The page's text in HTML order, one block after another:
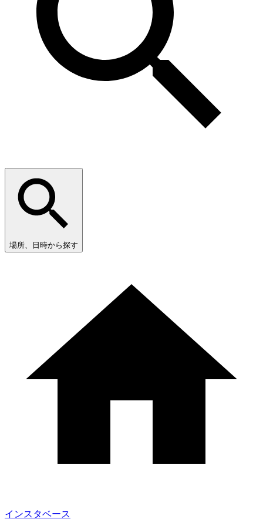
場所、日時から探す
インスタベース